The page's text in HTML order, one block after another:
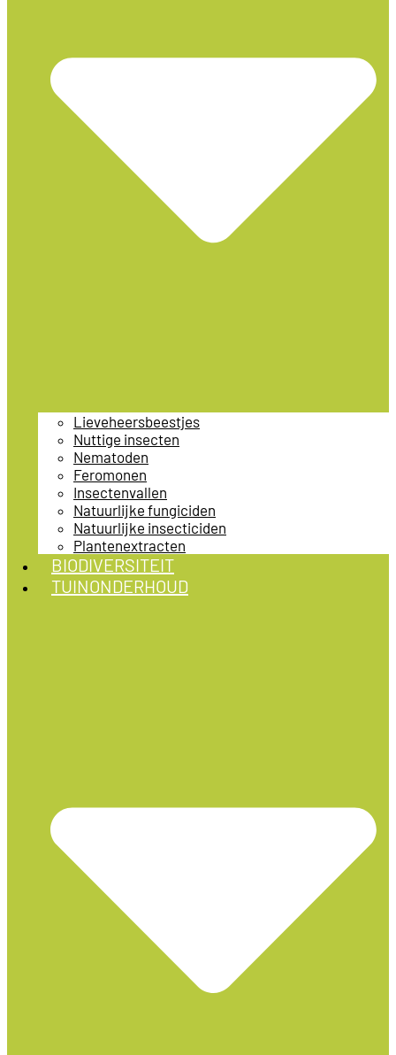
Lieveheersbeestjes
Nuttige insecten
Nematoden
Feromonen
Insectenvallen
Natuurlijke fungiciden
Natuurlijke insecticiden
Plantenextracten
BIODIVERSITEIT
TUINONDERHOUD